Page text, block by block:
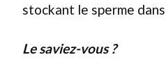
stockant le sperme
Le saviez-vous ?